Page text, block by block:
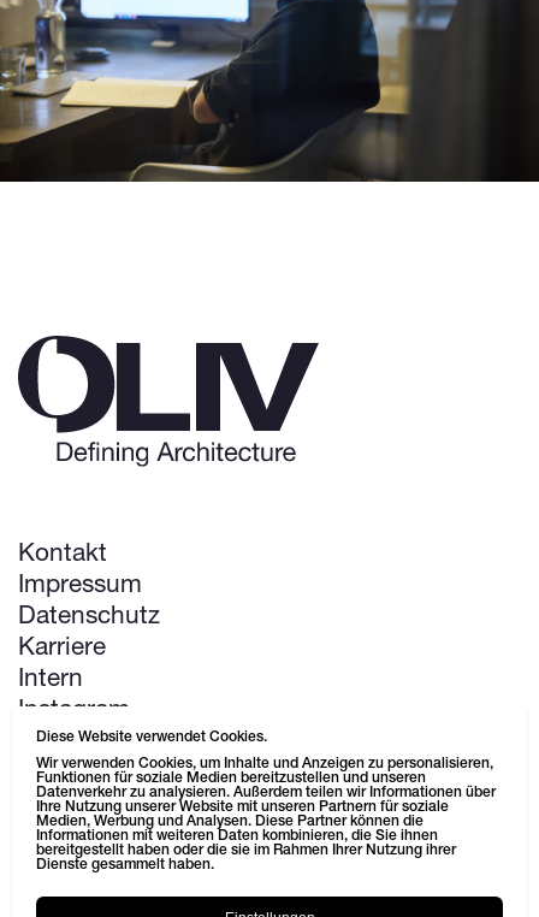
Kontakt
Impressum
Datenschutz
Karriere
Intern
Instagram
LinkedIn
Pinterest
Next up: Life Science Campus
Diese Website verwendet Cookies.
Wir verwenden Cookies, um Inhalte und Anzeigen zu personalisieren,
Funktionen für soziale Medien bereitzustellen und unseren
Datenverkehr zu analysieren. Außerdem teilen wir Informationen über
Ihre Nutzung unserer Website mit unseren Partnern für soziale
Medien, Werbung und Analysen. Diese Partner können die
Informationen mit weiteren Daten kombinieren, die Sie ihnen
bereitgestellt haben oder die sie im Rahmen Ihrer Nutzung ihrer
Dienste gesammelt haben.